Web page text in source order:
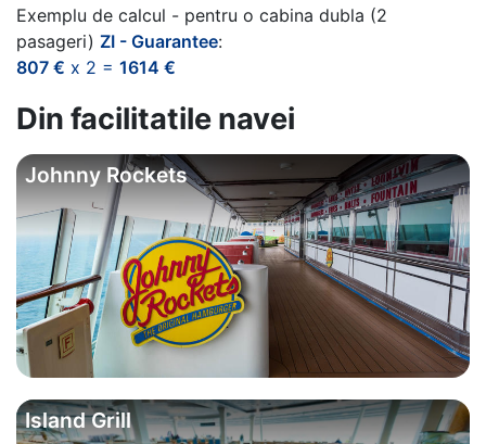
Exemplu de calcul - pentru o cabina dubla (2
pasageri) ZI - Guarantee:
807 € x 2 = 1614 €
Din facilitatile navei
Johnny Rockets
Island Grill